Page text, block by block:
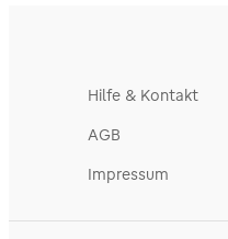
Hilfe & Kontakt
AGB
Impressum